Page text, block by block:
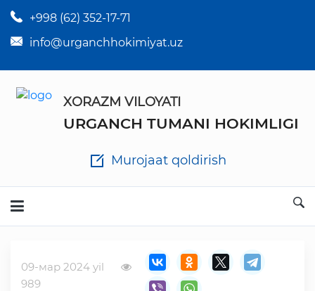
+998 (62) 352-17-71
info@urganchhokimiyat.uz
XORAZM VILOYATI
URGANCH TUMANI HOKIMLIGI
Murojaat qoldirish
Tuman hokim qarorlari
Tuman hokimi farmoyishlari
Tuman hokimligi ish yuritish yo'riqnomasi
Analitik hisobot va tahlillar
09-мар 2024 yil
989